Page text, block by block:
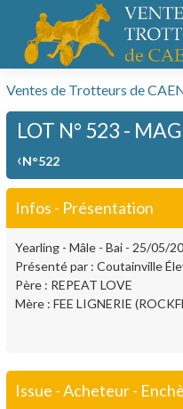
Ventes de Trotteurs de
LOT N° 523 -
‹N°522
Infos - Présentation
Yearling - Mâle - Bai - 25/05/
Présenté par : Coutainville
Père : REPEAT LOVE
Mère : FEE LIGNERIE
Issue - Acheteur -